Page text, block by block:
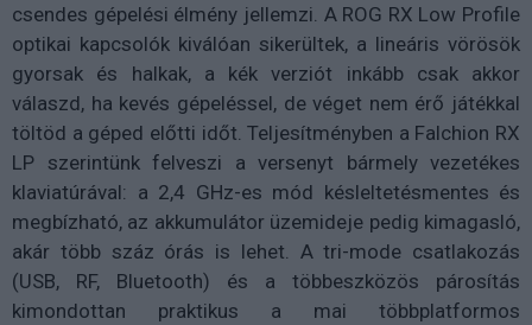
csendes gépelési élmény jellemzi. A ROG RX Low Profile
optikai kapcsolók kiválóan sikerültek, a lineáris vörösök
gyorsak és halkak, a kék verziót inkább csak akkor
válaszd, ha kevés gépeléssel, de véget nem érő játékkal
töltöd a géped előtti időt. Teljesítményben a Falchion RX
LP szerintünk felveszi a versenyt bármely vezetékes
klaviatúrával: a 2,4 GHz-es mód késleltetésmentes és
megbízható, az akkumulátor üzemideje pedig kimagasló,
akár több száz órás is lehet. A tri-mode csatlakozás
(USB, RF, Bluetooth) és a többeszközös párosítás
kimondottan praktikus a mai többplatformos